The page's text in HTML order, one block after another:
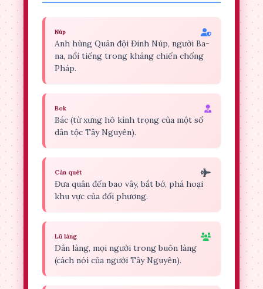
Núp
Anh hùng Quân đội Đinh Núp, người Ba-
na, nổi tiếng trong kháng chiến chống
Pháp.
Bok
Bác (từ xưng hô kính trọng của một số
dân tộc Tây Nguyên).
Càn quét
Đưa quân đến bao vây, bắt bớ, phá hoại
khu vực của đối phương.
Lũ làng
Dân làng, mọi người trong buôn làng
(cách nói của người Tây Nguyên).